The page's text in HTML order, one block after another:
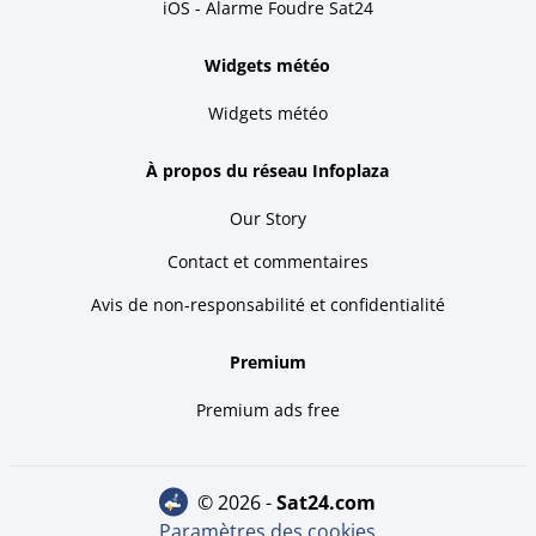
iOS - Alarme Foudre Sat24
Widgets météo
Widgets météo
À propos du réseau Infoplaza
Our Story
Contact et commentaires
Avis de non-responsabilité et confidentialité
Premium
Premium ads free
© 2026 - sat24.com